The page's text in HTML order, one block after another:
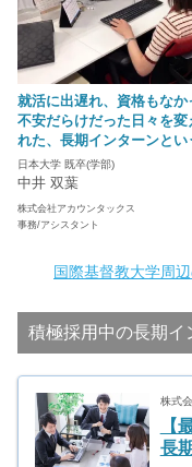
就活に出遅れ、資格もなか
不安だらけだった日々を変
れた、長期インターンとい
日本大学 既卒(学部)
中井 双葉
株式会社アカウンタックス
事務/アシスタント
国際基督教大学周
積極採用中の長期イ
株式
【
長